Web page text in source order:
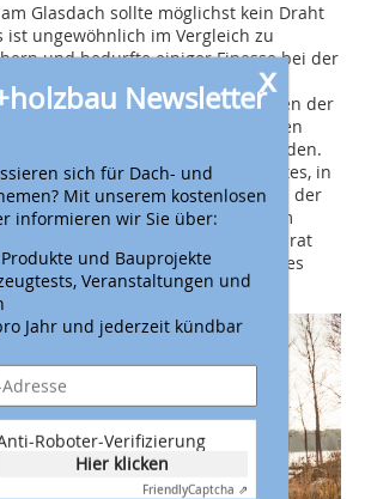
Glasdach sollte möglichst kein Draht
ist ungewöhnlich im Vergleich zu
und bedurfte einiger Finesse bei der
Bereiche des Daches
Weichert in den steilen Ecken der
Hier konnte mit einer speziellen
gewünschte Ergebnis erzielt werden.
war die Gestaltung des Firstes, in
eingebaut wurde und der
werden sollte. In diesem
des Daches, musste eine akkurat
herausgearbeitet werden und es
Bindedrähte sichtbar sein.
x
Newsletter
sich für Dach- und
Mit unserem kostenlosen
informieren wir Sie über:
und Bauprojekte
Veranstaltungen und
Jahr und jederzeit kündbar
Roboter-Verifizierung
Hier klicken
FriendlyCaptcha ⇗